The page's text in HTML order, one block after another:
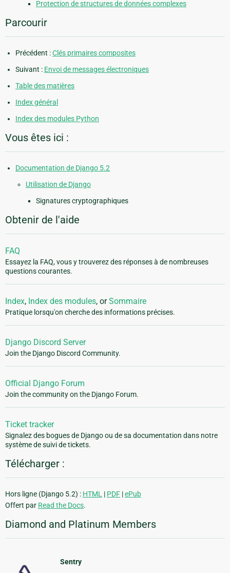
Protection de structures de données complexes
Parcourir
Précédent :Clés primaires composites
Suivant : Envoi de messages électroniques
Table des matières
Index général
Index des modules Python
Vous êtes ici :
Documentation de Django 5.2
Utilisation de Django
Signatures cryptographiques
Obtenir de l'aide
FAQ
Essayez la FAQ, vous y trouverez des réponses à de nombreuses
questions courantes.
Index, Index des modules, orSommaire
Pratique lorsqu'on cherche des informations précises.
Django Discord Server
Join the Django Discord Community.
Official Django Forum
Join the community on the Django Forum.
Ticket tracker
Signalez des bogues de Django ou de sa documentation dans notre
système de suivi de tickets.
Télécharger :
Hors ligne (Django 5.2) : HTML | PDF |ePub
Offert par Read the Docs.
Diamond and Platinum Members
Sentry